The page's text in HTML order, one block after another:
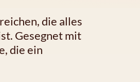
die alles
Gesegnet mit
die ein